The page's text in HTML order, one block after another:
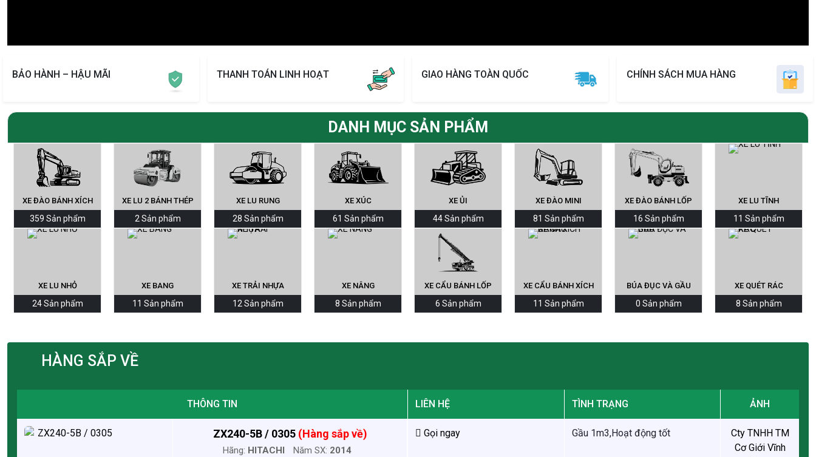
BẢO HÀNH – HẬU MÃI THANH TOÁN LINH HOẠT GIAO HÀNG TOÀN QUỐC CHÍNH SÁCH MUA HÀNG
DANH MỤC SẢN PHẨM
XE ĐÀO BÁNH XÍCH
359 Sản phẩm
XE LU 2 BÁNH THÉP
2 Sản phẩm
XE LU RUNG
28 Sản phẩm
XE XÚC
61 Sản phẩm
XE ỦI
44 Sản phẩm
XE ĐÀO MINI
81 Sản phẩm
XE ĐÀO BÁNH LỐP
16 Sản phẩm
XE LU TĨNH
11 Sản phẩm
XE LU NHỎ
24 Sản phẩm
XE BANG
11 Sản phẩm
XE TRẢI NHỰA
12 Sản phẩm
XE NÂNG
8 Sản phẩm
XE CẨU BÁNH LỐP
6 Sản phẩm
XE CẨU BÁNH XÍCH
11 Sản phẩm
BÚA ĐỤC VÀ GẦU
0 Sản phẩm
XE QUÉT RÁC
8 Sản phẩm
HÀNG SẮP VỀ
THÔNG TIN LIÊN HỆ TÌNH TRẠNG ẢNH
ZX240-5B / 0305 (Hàng sắp về)
Hãng: HITACHI Năm SX: 2014
Gọi ngay Gầu 1m3,Hoạt động tốt